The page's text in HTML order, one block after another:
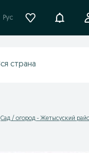
Рус
Сад / огород - Жетысуский